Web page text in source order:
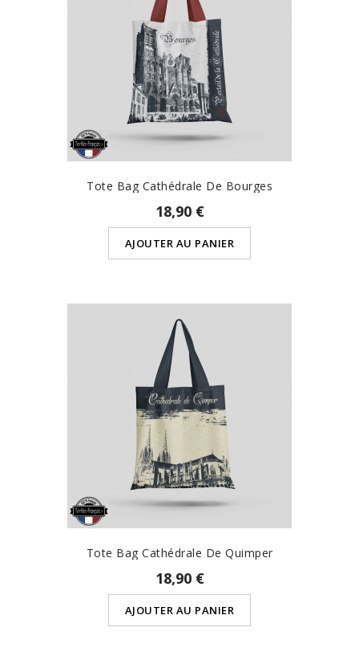
Tote Bag Cathédrale De Bourges
18,90 €
AJOUTER AU PANIER
Tote Bag Cathédrale De Quimper
18,90 €
AJOUTER AU PANIER